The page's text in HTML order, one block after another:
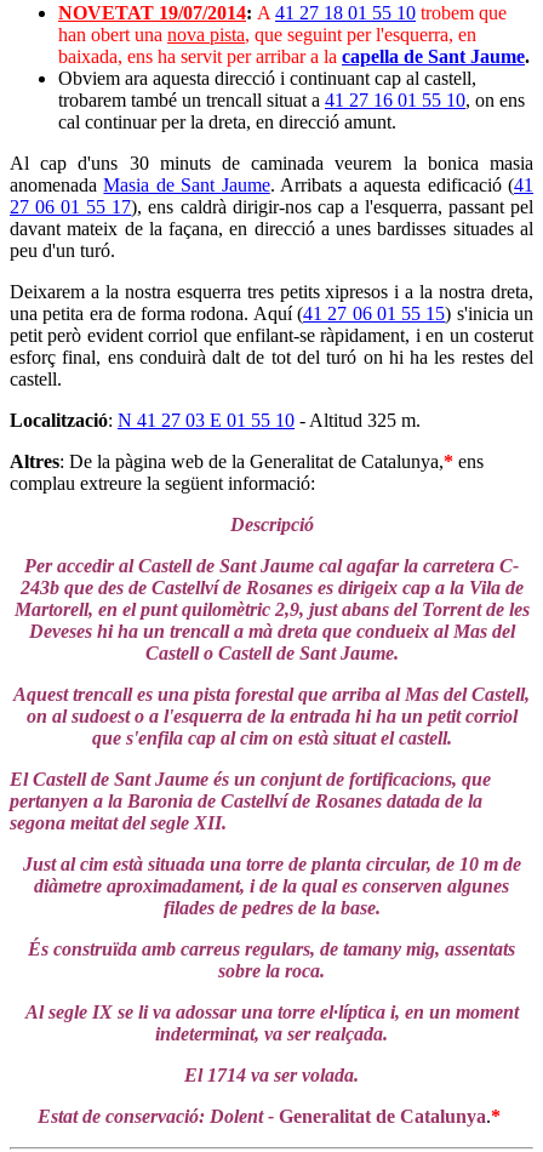
NOVETAT 19/07/2014: A 41 27 18 01 55 10 trobem que
han obert una nova pista, que seguint per l'esquerra, en
baixada, ens ha servit per arribar a la capella de Sant Jaume.
Obviem ara aquesta direcció i continuant cap al castell,
trobarem també un trencall situat a 41 27 16 01 55 10, on ens
cal continuar per la dreta, en direcció amunt.
Al cap d'uns 30 minuts de caminada veurem la bonica masia
anomenadaMasia de Sant Jaume. Arribats a aquesta edificació (41
27 06 01 55 17), ens caldrà dirigir-nos cap a l'esquerra, passant pel
davant mateix de la façana, en direcció a unes bardisses situades al
peu d'un turó.
Deixarem a la nostra esquerra tres petits xipresos i a la nostra dreta,
una petita era de forma rodona. Aquí (41 27 06 01 55 15) s'inicia un
petit però evident corriol que enfilant-se ràpidament, i en un costerut
esforç final, ens conduirà dalt de tot del turó on hi ha les restes del
castell.
Localització: N 41 27 03 E 01 55 10 - Altitud 325 m.
Altres: De la pàgina web de la Generalitat de Catalunya,* ens
complau extreure la següent informació:
Descripció
Per accedir al Castell de Sant Jaume cal agafar la carretera C-
243b que des de Castellví de Rosanes es dirigeix cap a la Vila de
Martorell, en el punt quilomètric 2,9, just abans del Torrent de les
Deveses hi ha un trencall a mà dreta que condueix al Mas del
Castell o Castell de Sant Jaume.
Aquest trencall es una pista forestal que arriba al Mas del Castell,
on al sudoest o a l'esquerra de la entrada hi ha un petit corriol
que s'enfila cap al cim on està situat el castell.
El Castell de Sant Jaume és un conjunt de fortificacions, que
pertanyen a la Baronia de Castellví de Rosanes datada de la
segona meitat del segle XII.
Just al cim està situada una torre de planta circular, de 10 m de
diàmetre aproximadament, i de la qual es conserven algunes
filades de pedres de la base.
És construïda amb carreus regulars, de tamany mig, assentats
sobre la roca.
Al segle IX se li va adossar una torre el·líptica i, en un moment
indeterminat, va ser realçada.
El 1714 va ser volada.
Estat de conservació: Dolent - Generalitat de Catalunya.*